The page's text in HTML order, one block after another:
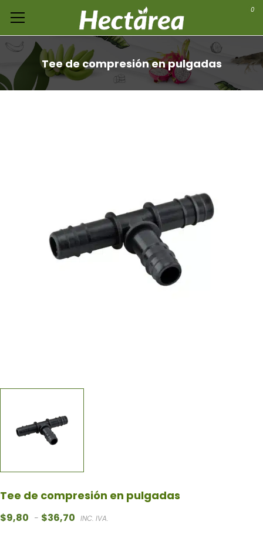
0
Tee de compresión en pulgadas
Tee de compresión en pulgadas
$9,80 - $36,70 Rango de precios: desde $9,80 hasta $36,70
INC. IVA.